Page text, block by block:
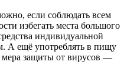
если соблюдать всем
избегать места большого
индивидуальной
А ещё употреблять в пищу
защиты от вирусов —